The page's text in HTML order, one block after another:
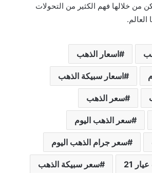
من خلالها فهم الكثير من التحولات
العالم.
اسعار الذهب
اسعار سبيكة الذهب
سعر الذهب
سعر الذهب اليوم
سعر جرام الذهب اليوم
21 سعر سبيكة الذهب